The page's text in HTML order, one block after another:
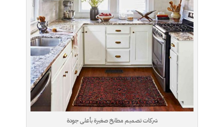
شركات تصميم مطابخ صغيرة بأعلى جودة